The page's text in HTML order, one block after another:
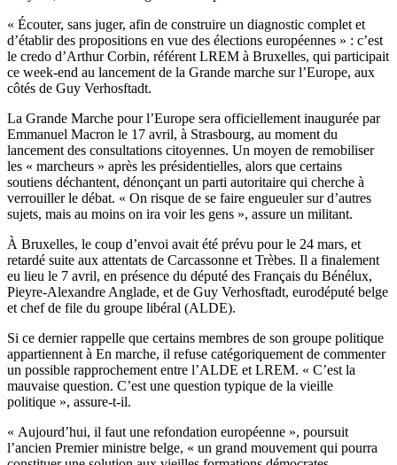
« Écouter, sans juger, afin de construire un diagnostic complet et
d’établir des propositions en vue des élections européennes » : c’est
le credo d’Arthur Corbin, référent LREM à Bruxelles, qui participait
ce week-end au lancement de la Grande marche sur l’Europe, aux
côtés de Guy Verhosftadt.
La Grande Marche pour l’Europe sera officiellement inaugurée par
Emmanuel Macron le 17 avril, à Strasbourg, au moment du
lancement des consultations citoyennes. Un moyen de remobiliser
les « marcheurs » après les présidentielles, alors que certains
soutiens déchantent, dénonçant un parti autoritaire qui cherche à
verrouiller le débat. « On risque de se faire engueuler sur d’autres
sujets, mais au moins on ira voir les gens », assure un militant.
À Bruxelles, le coup d’envoi avait été prévu pour le 24 mars, et
retardé suite aux attentats de Carcassonne et Trèbes. Il a finalement
eu lieu le 7 avril, en présence du député des Français du Bénélux,
Pieyre-Alexandre Anglade, et de Guy Verhosftadt, eurodéputé belge
et chef de file du groupe libéral (ALDE).
Si ce dernier rappelle que certains membres de son groupe politique
appartiennent à En marche, il refuse catégoriquement de commenter
un possible rapprochement entre l’ALDE et LREM. « C’est la
mauvaise question. C’est une question typique de la vieille
politique », assure-t-il.
« Aujourd’hui, il faut une refondation européenne », poursuit
l’ancien Premier ministre belge, « un grand mouvement qui pourra